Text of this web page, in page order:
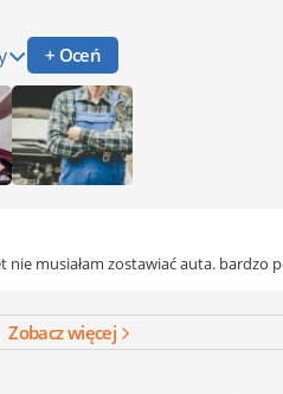
+ Oceń
nie musiałam zostawiać auta. bardzo
Zobacz więcej